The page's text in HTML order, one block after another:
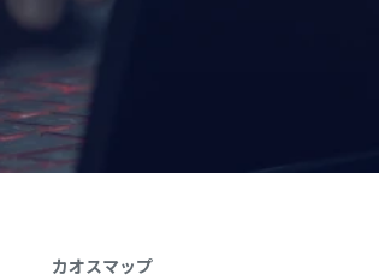
カオスマップ